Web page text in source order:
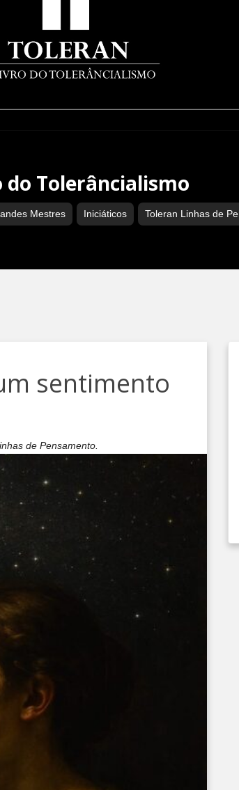
do Tolerâncialismo
Mestres Iniciáticos Toleran Linhas de
sentimento
de Pensamento.